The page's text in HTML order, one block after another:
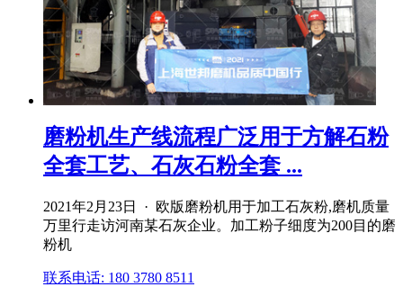
磨粉机生产线流程广泛用于方解石粉
全套工艺、石灰石粉全套 ...
2021年2月23日 · 欧版磨粉机用于加工石灰粉,磨机质量
万里行走访河南某石灰企业。加工粉子细度为200目的磨
粉机
联系电话: 180 3780 8511